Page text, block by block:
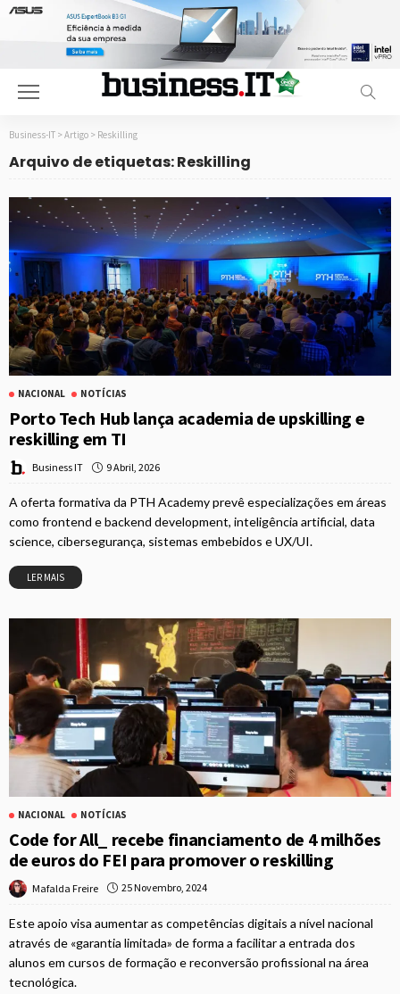
Business-IT > Artigo > Reskilling
Arquivo de etiquetas: Reskilling
NACIONAL NOTÍCIAS
Porto Tech Hub lança academia de upskilling e
reskilling em TI
Business IT 9 Abril, 2026
A oferta formativa da PTH Academy prevê especializações em áreas
como frontend e backend development, inteligência artificial, data
science, cibersegurança, sistemas embebidos e UX/UI.
LER MAIS
NACIONAL NOTÍCIAS
Code for All_ recebe financiamento de 4 milhões
de euros do FEI para promover o reskilling
Mafalda Freire 25 Novembro, 2024
Este apoio visa aumentar as competências digitais a nível nacional
através de «garantia limitada» de forma a facilitar a entrada dos
alunos em cursos de formação e reconversão profissional na área
tecnológica.